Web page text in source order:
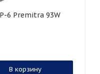
HP-6 Premitra 93W
В корзину